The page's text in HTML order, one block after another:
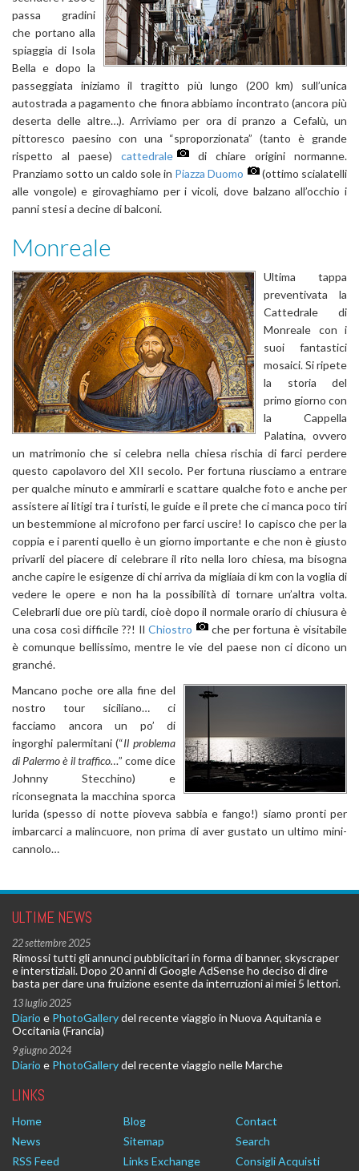
passa gradini
che portano alla
spiaggia di Isola
Bella e dopo la
passeggiata iniziamo il tragitto più lungo (200 km) sull’unica
autostrada a pagamento che finora abbiamo incontrato (ancora più
deserta delle altre…). Arriviamo per ora di pranzo a Cefalù, un
pittoresco paesino con una “sproporzionata” (tanto è grande
rispetto al paese) cattedrale
di chiare origini normanne.
Pranziamo sotto un caldo sole in Piazza Duomo
(ottimo scialatelli
alle vongole) e girovaghiamo per i vicoli, dove balzano all’occhio i
panni stesi a decine di balconi.
Monreale
Ultima tappa
preventivata la
Cattedrale di
Monreale con i
suoi fantastici
mosaici. Si ripete
la storia del
primo giorno con
la Cappella
Palatina, ovvero
un matrimonio che si celebra nella chiesa rischia di farci perdere
questo capolavoro del XII secolo. Per fortuna riusciamo a entrare
per qualche minuto e ammirarli e scattare qualche foto e anche per
assistere ai litigi tra i turisti, le guide e il prete che ci manca poco tiri
un bestemmione al microfono per farci uscire! Io capisco che per la
coppia e i parenti quello è un giorno importante e che non è giusto
privarli del piacere di celebrare il rito nella loro chiesa, ma bisogna
anche capire le esigenze di chi arriva da migliaia di km con la voglia di
vedere le opere e non ha la possibilità di tornare un’altra volta.
Celebrarli due ore più tardi, cioè dopo il normale orario di chiusura è
una cosa così difficile ??! Il Chiostro
che per fortuna è visitabile
è comunque bellissimo, mentre le vie del paese non ci dicono un
granché.
Mancano poche ore alla fine del
nostro tour siciliano… ci
facciamo ancora un po’ di
ingorghi palermitani (“Il problema
di Palermo è il traffico…” come dice
Johnny Stecchino) e
riconsegnata la macchina sporca
lurida (spesso di notte pioveva sabbia e fango!) siamo pronti per
imbarcarci a malincuore, non prima di aver gustato un ultimo mini-
cannolo…
ULTIME NEWS
22 settembre 2025
Rimossi tutti gli annunci pubblicitari in forma di banner, skyscraper
e interstiziali. Dopo 20 anni di Google AdSense ho deciso di dire
basta per dare una fruizione esente da interruzioni ai miei 5 lettori.
13 luglio 2025
Diario e PhotoGallerydel recente viaggio in Nuova Aquitania e
Occitania (Francia)
9 giugno 2024
Diario e PhotoGallerydel recente viaggio nelle Marche
LINKS
Home Blog
Contact
News
Sitemap
Search
RSS Feed
Links Exchange
Consigli Acquisti